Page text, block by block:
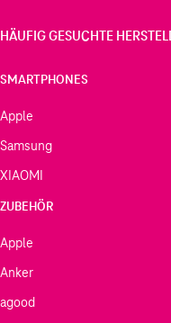
HÄUFIG GESUCHTE
SMARTPHONES
Apple
Samsung
XIAOMI
ZUBEHÖR
Apple
Anker
agood